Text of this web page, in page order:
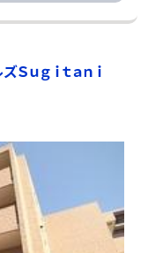
ｕｇｉｔａｎｉ